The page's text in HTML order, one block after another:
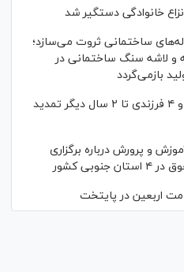
نزاع خانوادگی دستگیر شد
ساختمانی ثروت می‌سازد؛
تن شیشه و لاشه سنگ ساختمانی در
بازمی‌گردد
معافیت‌های ۳ و ۴ فرزندی تا ۲ سال دیگر تمدید
و پرورش درباره برگزاری
کشور
اربعین در پایتخت